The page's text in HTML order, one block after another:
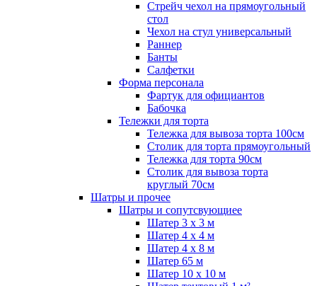
Стрейч чехол на прямоугольный
стол
Чехол на стул универсальный
Раннер
Банты
Салфетки
Форма персонала
Фартук для официантов
Бабочка
Тележки для торта
Тележка для вывоза торта 100см
Столик для торта прямоугольный
Тележка для торта 90см
Столик для вывоза торта
круглый 70см
Шатры и прочее
Шатры и сопутсвующиее
Шатер 3 х 3 м
Шатер 4 х 4 м
Шатер 4 х 8 м
Шатер 65 м
Шатер 10 х 10 м